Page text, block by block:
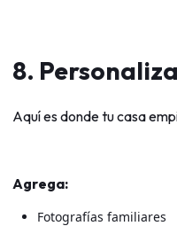
8.
Aquí es donde tu casa
Agrega:
Fotografías familiares